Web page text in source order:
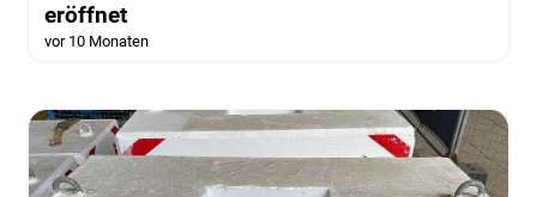
eröffnet
vor 10 Monaten